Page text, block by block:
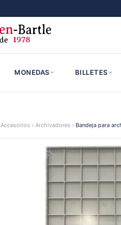
MONEDAS BILLETES
Accesorios › Archivadores › Bandeja para